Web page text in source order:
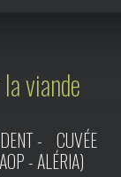
viande
- CUVÉE
- ALÉRIA)